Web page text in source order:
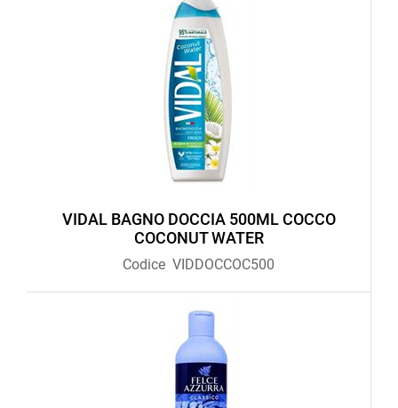
VIDAL BAGNO DOCCIA 500ML COCCO
COCONUT WATER
Codice VIDDOCCOC500